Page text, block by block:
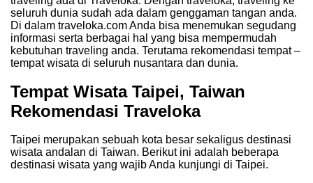
seluruh dunia sudah ada dalam genggaman tangan anda.
Di dalam traveloka.com Anda bisa menemukan segudang
informasi serta berbagai hal yang bisa mempermudah
kebutuhan traveling anda. Terutama rekomendasi tempat –
tempat wisata di seluruh nusantara dan dunia.
Tempat Wisata Taipei, Taiwan
Rekomendasi Traveloka
Taipei merupakan sebuah kota besar sekaligus destinasi
wisata andalan di Taiwan. Berikut ini adalah beberapa
destinasi wisata yang wajib Anda kunjungi di Taipei.